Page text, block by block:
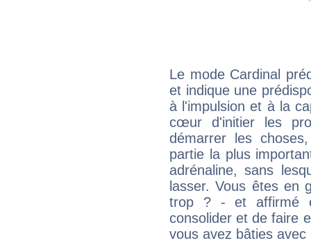
Le mode Cardinal
et indique une
à l'impulsion et à la
cœur d'initier les
démarrer les
partie la plus
adrénaline, sans
lasser. Vous êtes en
trop ? - et affirmé
consolider et de faire
vous avez bâties avec